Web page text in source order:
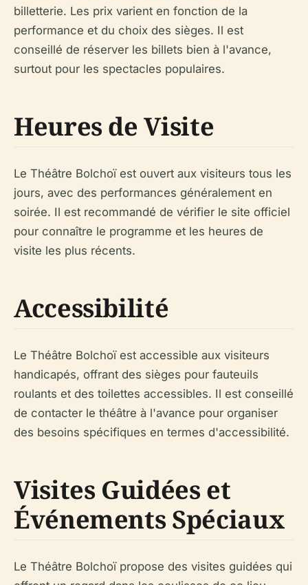
billetterie. Les prix varient en fonction de la
performance et du choix des sièges. Il est
conseillé de réserver les billets bien à l'avance,
surtout pour les spectacles populaires.
Heures de Visite
Le Théâtre Bolchoï est ouvert aux visiteurs tous les
jours, avec des performances généralement en
soirée. Il est recommandé de vérifier le site officiel
pour connaître le programme et les heures de
visite les plus récents.
Accessibilité
Le Théâtre Bolchoï est accessible aux visiteurs
handicapés, offrant des sièges pour fauteuils
roulants et des toilettes accessibles. Il est conseillé
de contacter le théâtre à l'avance pour organiser
des besoins spécifiques en termes d'accessibilité.
Visites Guidées et
Événements Spéciaux
Le Théâtre Bolchoï propose des visites guidées qui